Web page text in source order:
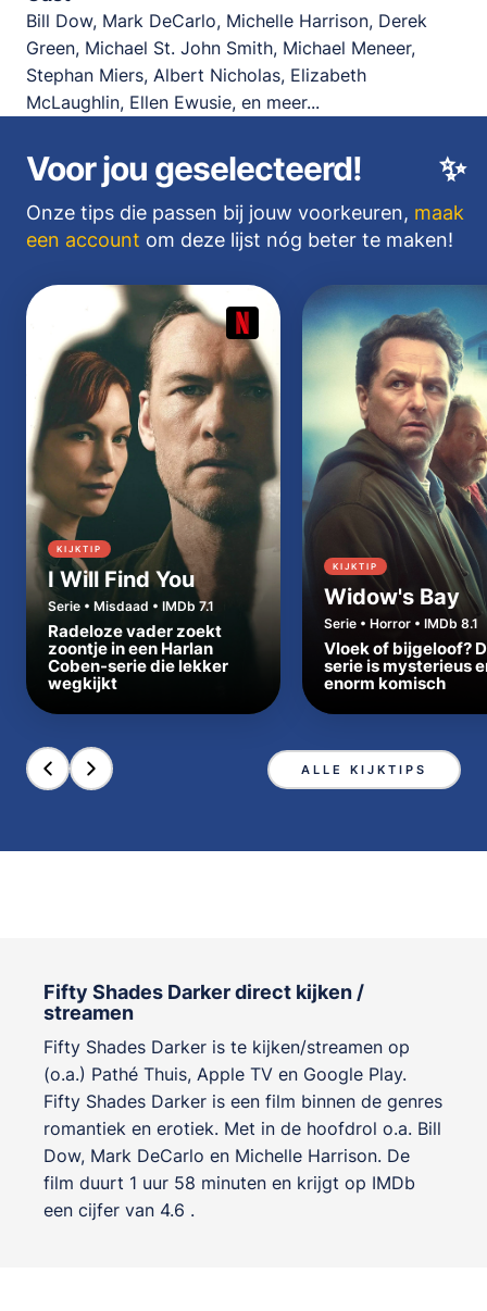
Bill Dow, Mark DeCarlo, Michelle Harrison, Derek
Green, Michael St. John Smith, Michael Meneer,
Stephan Miers, Albert Nicholas, Elizabeth
McLaughlin, Ellen Ewusie, en meer...
✨
Voor jou geselecteerd!
Onze tips die passen bij jouw voorkeuren, maak
een account om deze lijst nóg beter te maken!
KIJKTIP
I Will Find You
Serie • Misdaad • IMDb 7.1
Radeloze vader zoekt
zoontje in een Harlan
Coben-serie die lekker
wegkijkt
KIJKTIP
Widow's Bay
Serie • Horror • IMDb 8.1
Vloek of bijgeloof?
serie is mysterieus
enorm komisch
ALLE KIJKTIPS
Fifty Shades Darker direct kijken /
streamen
Fifty Shades Darker is te kijken/streamen op
(o.a.) Pathé Thuis, Apple TV en Google Play.
Fifty Shades Darker is een film binnen de genres
romantiek en erotiek. Met in de hoofdrol o.a. Bill
Dow, Mark DeCarlo en Michelle Harrison. De
film duurt 1 uur 58 minuten en krijgt op IMDb
een cijfer van 4.6 .